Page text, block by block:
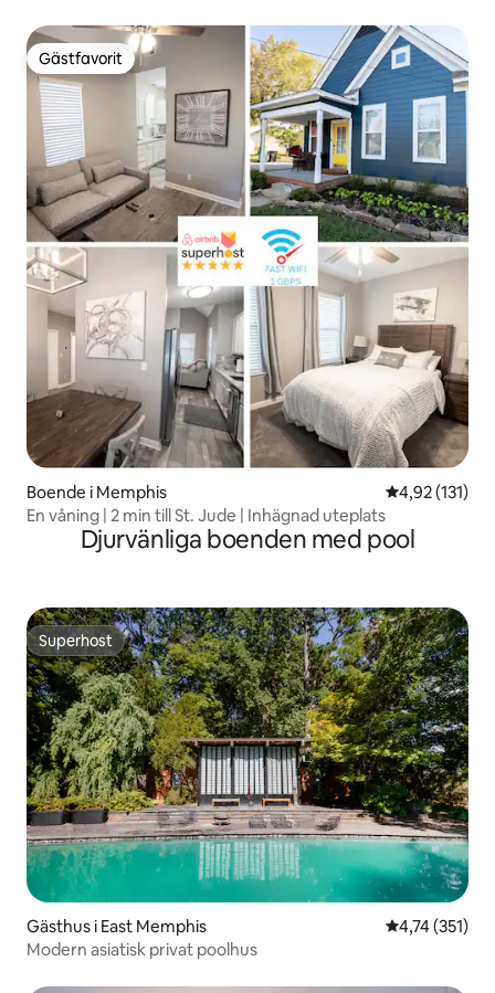
Gästfavorit
Gästfavorit
Boende i Memphis 4,92 av 5 i
4,92 (131)
En våning | 2 min till St. Jude | Inhägnad uteplats
Djurvänliga boenden med pool
Superhost
Superhost
Gästhus i East Memphis 4,74 av 5 i
4,74 (351)
Modern asiatisk privat poolhus